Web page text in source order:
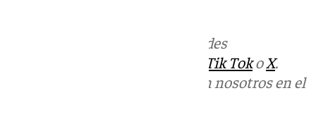
en las redes
Tik TokoX.
Puedes ponerte en contacto con nosotros en el